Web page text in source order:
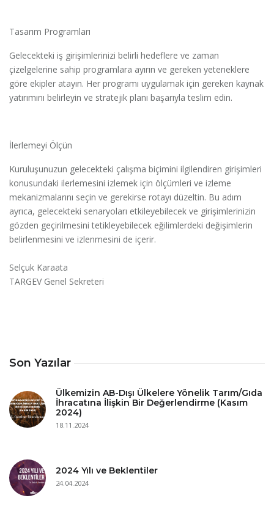
Son Yazılar
Ülkemizin AB-Dışı Ülkelere Yönelik Tarım/Gıda
İhracatına İlişkin Bir Değerlendirme (Kasım
2024)
18.11.2024
2024 Yılı ve Beklentiler
24.04.2024
Tasarım Programları
Gelecekteki iş girişimlerinizi belirli hedeflere ve zaman
çizelgelerine sahip programlara ayırın ve gereken yeteneklere
göre ekipler atayın. Her programı uygulamak için gereken kaynak
yatırımını belirleyin ve stratejik planı başarıyla teslim edin.
İlerlemeyi Ölçün
Kuruluşunuzun gelecekteki çalışma biçimini ilgilendiren girişimleri
konusundaki ilerlemesini izlemek için ölçümleri ve izleme
mekanizmalarını seçin ve gerekirse rotayı düzeltin. Bu adım
ayrıca, gelecekteki senaryoları etkileyebilecek ve girişimlerinizin
gözden geçirilmesini tetikleyebilecek eğilimlerdeki değişimlerin
belirlenmesini ve izlenmesini de içerir.
Selçuk Karaata
TARGEV Genel Sekreteri